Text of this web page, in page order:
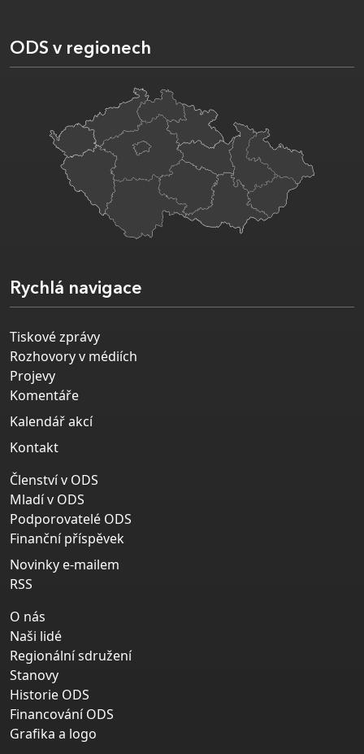
ODS v regionech
Rychlá navigace
Tiskové zprávy
Rozhovory v médiích
Projevy
Komentáře
Kalendář akcí
Kontakt
Členství v ODS
Mladí v ODS
Podporovatelé ODS
Finanční příspěvek
Novinky e-mailem
RSS
O nás
Naši lidé
Regionální sdružení
Stanovy
Historie ODS
Financování ODS
Grafika a logo